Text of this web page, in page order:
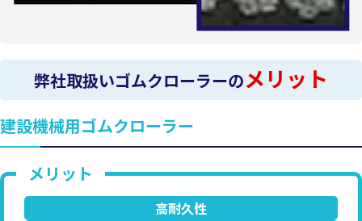
弊社取扱いゴムクローラーのメリット
建設機械用ゴムクローラー
高耐久性